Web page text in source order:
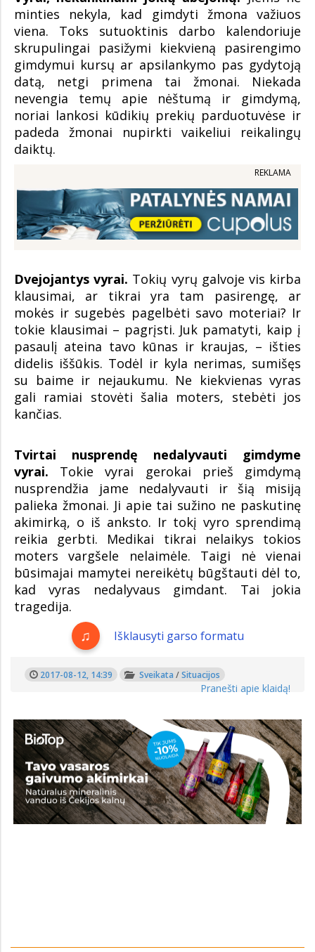
minties nekyla, kad gimdyti žmona važiuos
viena. Toks sutuoktinis darbo kalendoriuje
skrupulingai pasižymi kiekvieną pasirengimo
gimdymui kursų ar apsilankymo pas gydytoją
datą, netgi primena tai žmonai. Niekada
nevengia temų apie nėštumą ir gimdymą,
noriai lankosi kūdikių prekių parduotuvėse ir
padeda žmonai nupirkti vaikeliui reikalingų
daiktų.
REKLAMA
Dvejojantys vyrai. Tokių vyrų galvoje vis kirba
klausimai, ar tikrai yra tam pasirengę, ar
mokės ir sugebės pagelbėti savo moteriai? Ir
tokie klausimai – pagrįsti. Juk pamatyti, kaip į
pasaulį ateina tavo kūnas ir kraujas, – išties
didelis iššūkis. Todėl ir kyla nerimas, sumišęs
su baime ir nejaukumu. Ne kiekvienas vyras
gali ramiai stovėti šalia moters, stebėti jos
kančias.
Tvirtai nusprendę nedalyvauti gimdyme
vyrai. Tokie vyrai gerokai prieš gimdymą
nusprendžia jame nedalyvauti ir šią misiją
palieka žmonai. Ji apie tai sužino ne paskutinę
akimirką, o iš anksto. Ir tokį vyro sprendimą
reikia gerbti. Medikai tikrai nelaikys tokios
moters vargšele nelaimėle. Taigi nė vienai
būsimajai mamytei nereikėtų būgštauti dėl to,
kad vyras nedalyvaus gimdant. Tai jokia
tragedija.
Išklausyti garso formatu
2017-08-12, 14:39 Sveikata /Situacijos
Pranešti apie klaidą!